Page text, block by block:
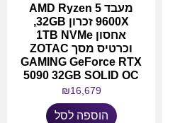
מעבד AMD Ryzen 5
9600X זכרון 32GB,
אחסון 1TB NVMe
וכרטיס מסך ZOTAC
GAMING GeForce RTX
5090 32GB SOLID OC
₪16,679
הוספה לסל